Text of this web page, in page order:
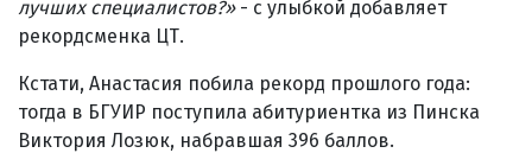
лучших специалистов?»- с улыбкой добавляет
рекордсменка ЦТ.
Кстати, Анастасия побила рекорд прошлого года:
тогда в БГУИР поступила абитуриентка из Пинска
Виктория Лозюк, набравшая 396 баллов.